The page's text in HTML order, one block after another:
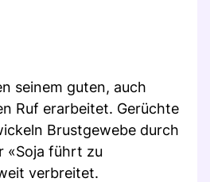
seinem guten, auch
Ruf erarbeitet. Gerüchte
Brustgewebe durch
«Soja führt zu
verbreitet.